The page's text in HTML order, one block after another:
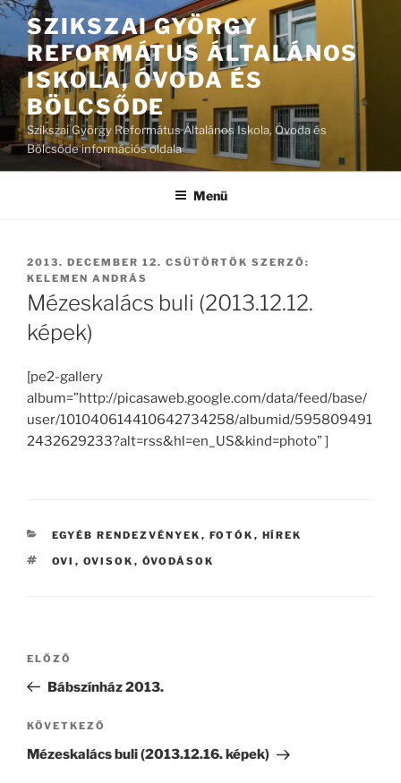
Tartalomhoz
SZIKSZAI GYÖRGY
REFORMÁTUS ÁLTALÁNOS
ISKOLA, ÓVODA ÉS
BÖLCSŐDE
Szikszai György Református Általános Iskola, Óvoda és
Bölcsőde információs oldala
Menü
BEKÜLDVE:
2013. DECEMBER 12. CSÜTÖRTÖK SZERZŐ:
KELEMEN ANDRÁS
Mézeskalács buli (2013.12.12.
képek)
[pe2-gallery
album=”http://picasaweb.google.com/data/feed/base/
user/101040614410642734258/albumid/595809491
2432629233?alt=rss&hl=en_US&kind=photo” ]
KATEGÓRIÁK
EGYÉB RENDEZVÉNYEK , FOTÓK , HÍREK
CÍMKÉK
OVI , OVISOK , ÓVODÁSOK
Bejegyzés
Korábbi
bejegyzés
ELŐZŐ
Bábszínház 2013.
Következő
bejegyzés
KÖVETKEZŐ
Mézeskalács buli (2013.12.16. képek)